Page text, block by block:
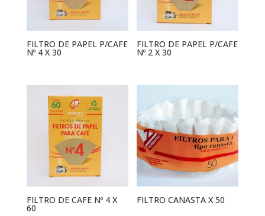
FILTRO DE PAPEL P/CAFE
Nº 4 X 30
FILTRO DE PAPEL P/CAFE
Nº 2 X 30
FILTRO DE CAFE Nº 4 X
60
FILTRO CANASTA X 50